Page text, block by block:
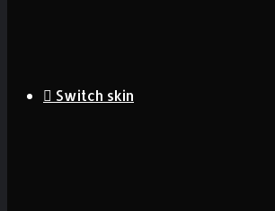
Switch skin